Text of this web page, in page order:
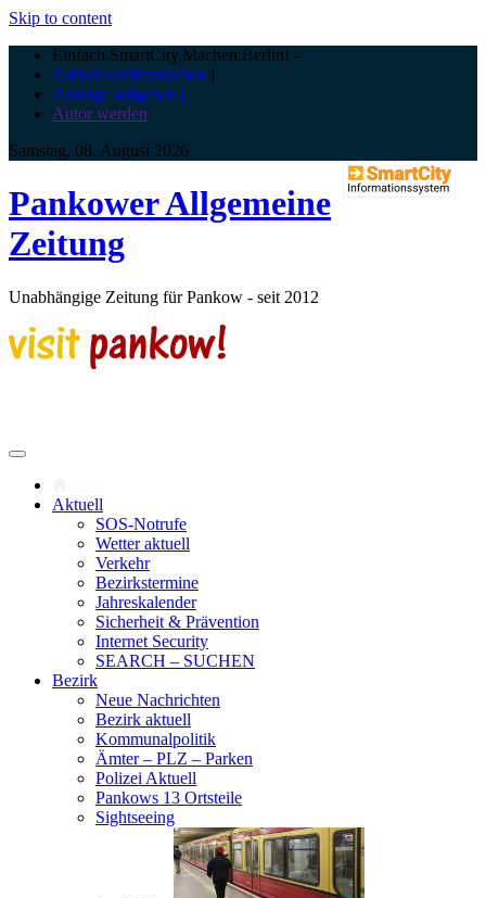
Skip to content
Einfach.SmartCity.Machen:Berlin! -
Artikel veröffentlichen |
Anzeige aufgeben |
Autor werden
Samstag, 08. August 2026
Pankower Allgemeine
Zeitung
Unabhängige Zeitung für Pankow - seit 2012
Aktuell
SOS-Notrufe
Wetter aktuell
Verkehr
Bezirkstermine
Jahreskalender
Sicherheit & Prävention
Internet Security
SEARCH – SUCHEN
Bezirk
Neue Nachrichten
Bezirk aktuell
Kommunalpolitik
Ämter – PLZ – Parken
Polizei Aktuell
Pankows 13 Ortsteile
Sightseeing